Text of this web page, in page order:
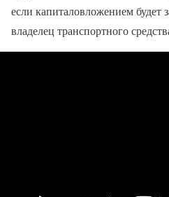
если капиталовложением будет
владелец транспортного